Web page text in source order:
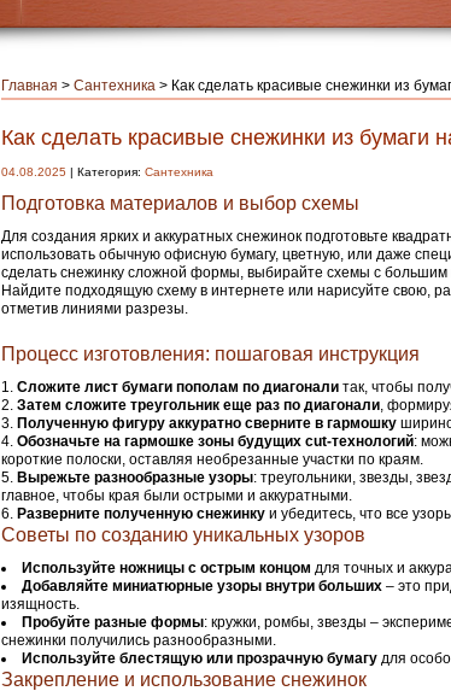
Главная > Сантехника > Как сделать красивые снежинки из
Как сделать красивые снежинки из бумаги
04.08.2025 | Категория: Сантехника
Подготовка материалов и выбор схемы
Для создания ярких и аккуратных снежинок подготовьте
использовать обычную офисную бумагу, цветную, или даже
сделать снежинку сложной формы, выбирайте схемы с большим
Найдите подходящую схему в интернете или нарисуйте свою,
отметив линиями разрезы.
Процесс изготовления: пошаговая инструкция
Сложите лист бумаги пополам по диагонали так, чтобы
Затем сложите треугольник еще раз по диагонали,
Полученную фигуру аккуратно сверните в гармошку
Обозначьте на гармошке зоны будущих cut-технологий:
короткие полоски, оставляя необрезанные участки по краям.
Вырежьте разнообразные узоры: треугольники, звезды,
главное, чтобы края были острыми и аккуратными.
Разверните полученную снежинку и убедитесь, что все
Советы по созданию уникальных узоров
Используйте ножницы с острым концом для точных и
Добавляйте миниатюрные узоры внутри больших – это
изящность.
Пробуйте разные формы: кружки, ромбы, звезды –
снежинки получились разнообразными.
Используйте блестящую или прозрачную бумагу для
Закрепление и использование снежинок